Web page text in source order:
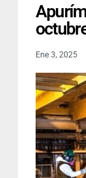
Ene 3, 2025